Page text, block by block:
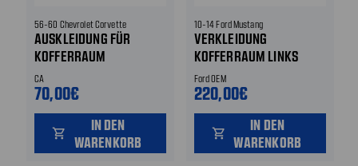
56-60 Chevrolet Corvette
AUSKLEIDUNG FÜR
KOFFERRAUM
CA
70,00€
shopping_cart
IN DEN
WARENKORB
10-14 Ford Mustang
VERKLEIDUNG
KOFFERRAUM LINKS
Ford OEM
220,00€
shopping_cart
IN DEN
WARENKORB